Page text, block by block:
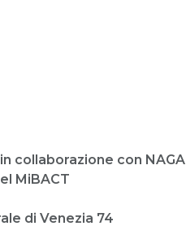
collaborazione con NAGA
MiBACT
di Venezia 74